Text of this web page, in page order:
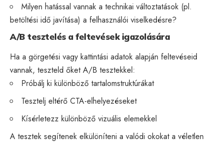
Milyen hatással vannak a technikai változtatások (pl.
betöltési idő javítása) a felhasználói viselkedésre?
A/B tesztelés a feltevések igazolására
Ha a görgetési vagy kattintási adatok alapján feltevéseid
vannak, teszteld őket A/B tesztekkel:
Próbálj ki különböző tartalomstruktúrákat
Tesztelj eltérő CTA-elhelyezéseket
Kísérletezz különböző vizuális elemekkel
A tesztek segítenek elkülöníteni a valódi okokat a véletlen